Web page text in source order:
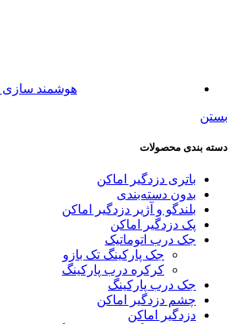
هوشمند سازی
بستن
دسته بندی محصولات
باتری دزدگیر اماکن
بدون دسته‌بندی
بلندگو و آژیر دزدگیر اماکن
پک دزدگیر اماکن
جک درب اتوماتیک
جک پارکینگ تک بازو
کرکره درب پارکینگ
جک درب پارکینگ
چشم دزدگیر اماکن
دزدگیر اماکن